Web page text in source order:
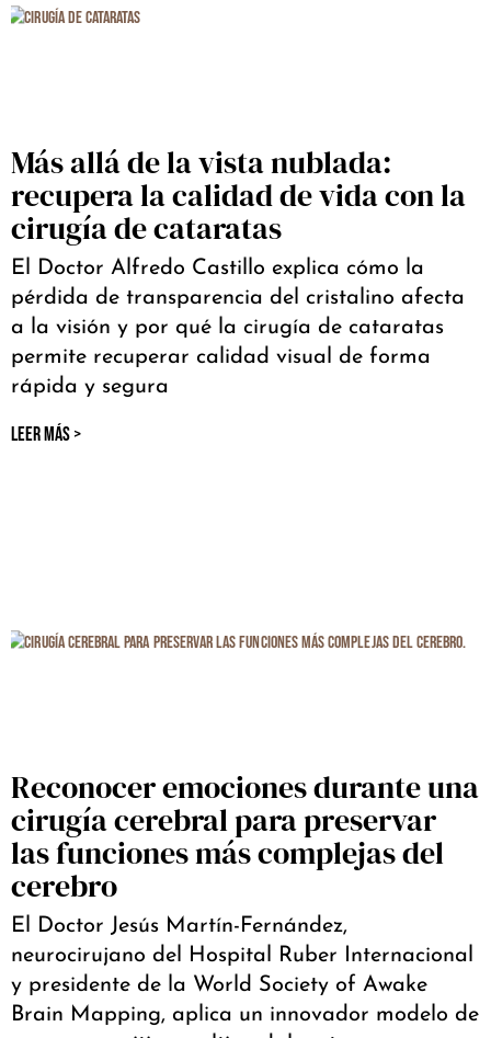
Más allá de la vista nublada:
recupera la calidad de vida con la
cirugía de cataratas
El Doctor Alfredo Castillo explica cómo la
pérdida de transparencia del cristalino afecta
a la visión y por qué la cirugía de cataratas
permite recuperar calidad visual de forma
rápida y segura
LEER MÁS >
Reconocer emociones durante una
cirugía cerebral para preservar
las funciones más complejas del
cerebro
El Doctor Jesús Martín-Fernández,
neurocirujano del Hospital Ruber Internacional
y presidente de la World Society of Awake
Brain Mapping, aplica un innovador modelo de